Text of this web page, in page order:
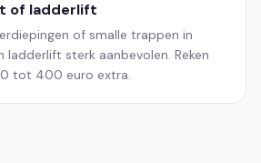
of ladderlift
of smalle trappen in
ladderlift sterk aanbevolen. Reken
tot 400 euro extra.